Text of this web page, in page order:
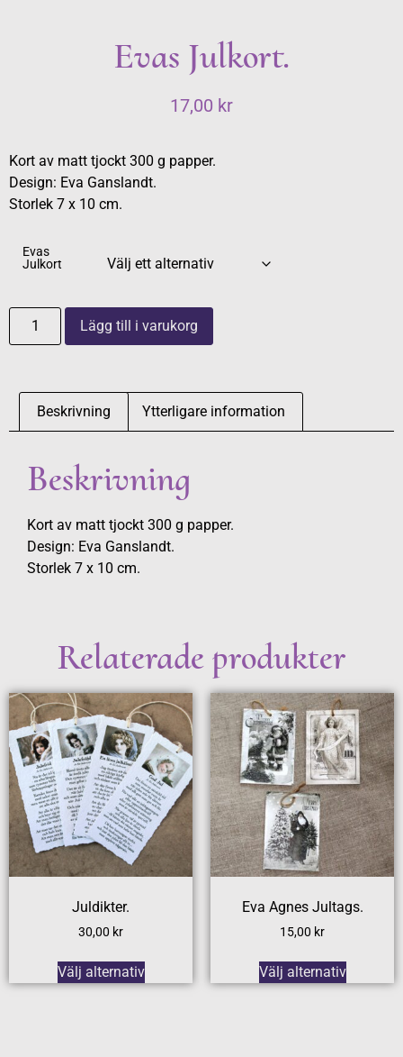
Evas Julkort.
17,00 kr
Kort av matt tjockt 300 g papper.
Design: Eva Ganslandt.
Storlek 7 x 10 cm.
Evas
Julkort
Lägg till i varukorg
Beskrivning Ytterligare information
Beskrivning
Kort av matt tjockt 300 g papper.
Design: Eva Ganslandt.
Storlek 7 x 10 cm.
Relaterade produkter
Juldikter.
30,00 kr
Välj alternativ
Eva Agnes Jultags.
15,00 kr
Välj alternativ